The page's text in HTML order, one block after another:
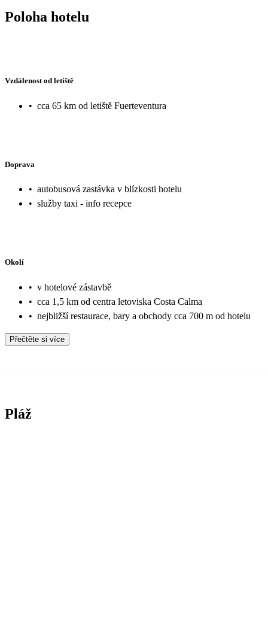
Poloha hotelu
Vzdálenost od letiště
• cca 65 km od letiště Fuerteventura
Doprava
• autobusová zastávka v blízkosti hotelu
• služby taxi - info recepce
Okolí
• v hotelové zástavbě
• cca 1,5 km od centra letoviska Costa Calma
• nejbližší restaurace, bary a obchody cca 700 m od hotelu
Přečtěte si více
Pláž